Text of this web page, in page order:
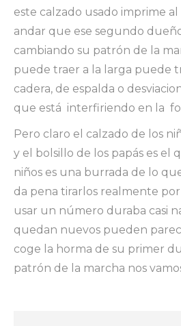
este calzado usado imprime
andar que ese segundo
cambiando su patrón de la
puede traer a la larga puede
cadera, de espalda o
que está interfiriendo en la
Pero claro el calzado de los
y el bolsillo de los papás es el
niños es una burrada de lo
da pena tirarlos realmente
usar un número duraba casi
quedan nuevos pueden
coge la horma de su primer
patrón de la marcha nos